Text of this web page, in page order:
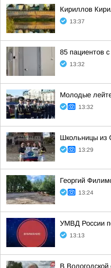
Кириллов
13:37
85 пациентов
13:32
Молодые
13:32
Школьницы из
13:29
Георгий
13:24
УМВД России
13:13
В Вологодской